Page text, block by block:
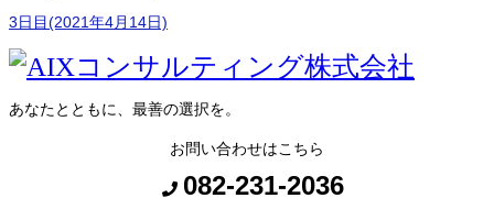
3日目(2021年4月14日)
あなたとともに、最善の選択を。
お問い合わせはこちら
082-231-2036